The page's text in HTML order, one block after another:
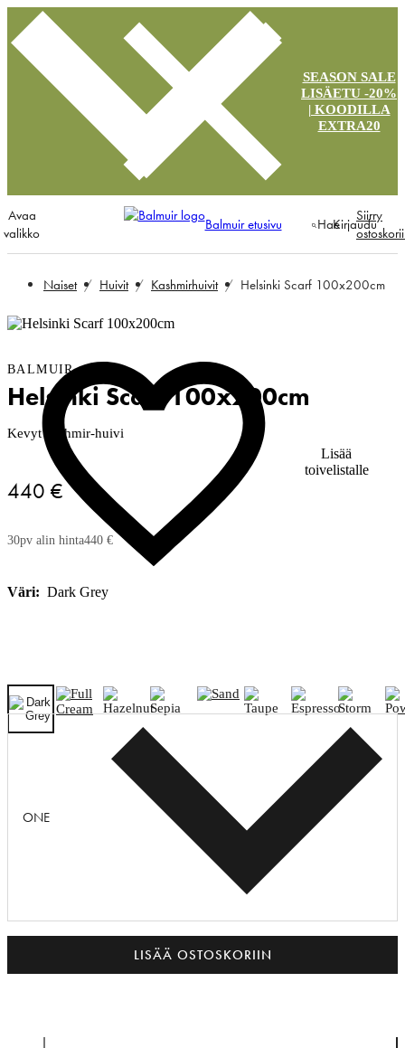
SEASON SALE
LISÄETU -20%
| KOODILLA
EXTRA20
Avaa
valikko
Balmuir etusivu HaeKirjaudu
Siirry
Naiset Huivit Kashmirhuivit Helsinki Scarf 100x200cm
Lisää
toivelistalle
BALMUIR
Helsinki Scarf 100x200cm
Kevyt kashmir-huivi
440 €
30pv alin hinta440 €
Väri: Dark Grey
ONE
LISÄÄ OSTOSKORIIN